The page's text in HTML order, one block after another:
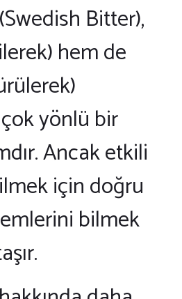
Bitter),
hem de
yönlü bir
Ancak etkili
için doğru
bilmek